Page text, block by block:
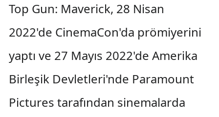
Top Gun: Maverick, 28 Nisan
2022'de CinemaCon'da prömiyerini
yaptı ve 27 Mayıs 2022'de Amerika
Birleşik Devletleri'nde Paramount
Pictures tarafından sinemalarda